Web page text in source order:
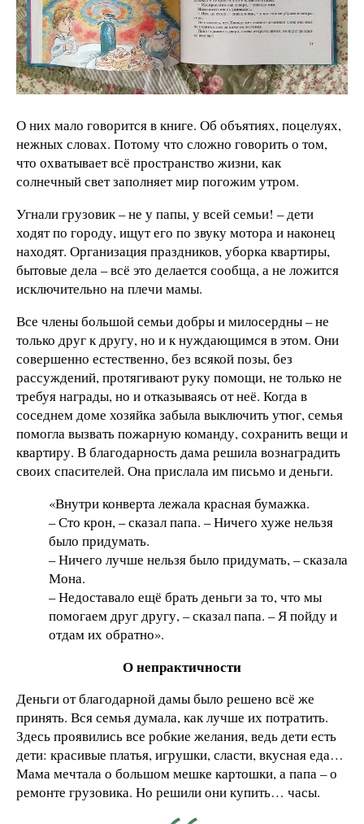
О них мало говорится в книге. Об объятиях, поцелуях,
нежных словах. Потому что сложно говорить о том,
что охватывает всё пространство жизни, как
солнечный свет заполняет мир погожим утром.
Угнали грузовик – не у папы, у всей семьи! – дети
ходят по городу, ищут его по звуку мотора и наконец
находят. Организация праздников, уборка квартиры,
бытовые дела – всё это делается сообща, а не ложится
исключительно на плечи мамы.
Все члены большой семьи добры и милосердны – не
только друг к другу, но и к нуждающимся в этом. Они
совершенно естественно, без всякой позы, без
рассуждений, протягивают руку помощи, не только не
требуя награды, но и отказываясь от неё. Когда в
соседнем доме хозяйка забыла выключить утюг, семья
помогла вызвать пожарную команду, сохранить вещи и
квартиру. В благодарность дама решила вознаградить
своих спасителей. Она прислала им письмо и деньги.
«Внутри конверта лежала красная бумажка.
– Сто крон, – сказал папа. – Ничего хуже нельзя
было придумать.
– Ничего лучше нельзя было придумать, – сказала
Мона.
– Недоставало ещё брать деньги за то, что мы
помогаем друг другу, – сказал папа. – Я пойду и
отдам их обратно».
О непрактичности
Деньги от благодарной дамы было решено всё же
принять. Вся семья думала, как лучше их потратить.
Здесь проявились все робкие желания, ведь дети есть
дети: красивые платья, игрушки, сласти, вкусная еда…
Мама мечтала о большом мешке картошки, а папа – о
ремонте грузовика. Но решили они купить… часы.